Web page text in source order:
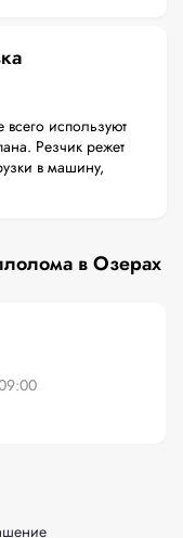
используют
Резчик режет
в машину,
в Озерах